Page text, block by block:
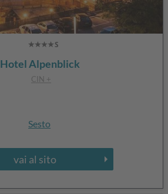
Hotel Alpenblick
CIN +
Sesto
vai al sito